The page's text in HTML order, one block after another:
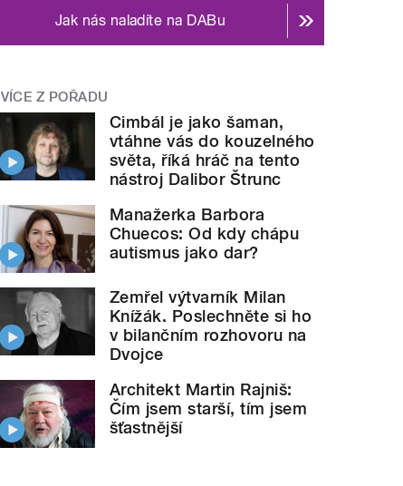
Jak nás naladíte na DABu
VÍCE Z POŘADU
Cimbál je jako šaman,
vtáhne vás do kouzelného
světa, říká hráč na tento
nástroj Dalibor Štrunc
Manažerka Barbora
Chuecos: Od kdy chápu
autismus jako dar?
Zemřel výtvarník Milan
Knížák. Poslechněte si ho
v bilančním rozhovoru na
Dvojce
Architekt Martin Rajniš:
Čím jsem starší, tím jsem
šťastnější